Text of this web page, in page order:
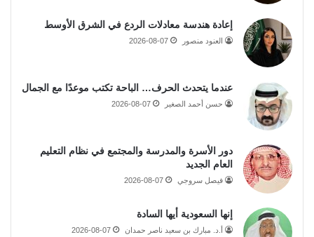
إعادة هندسة معادلات الردع في الشرق الأوسط
العنود منصور 2026-08-07
عندما يتحدث الحرف… الباحة تكتب موعدًا مع الجمال
حسن أحمد الصغير 2026-08-07
دور الأسرة والمدرسة والمجتمع في نظام التعليم
العام الجديد
فيصل سروجي 2026-08-07
إنها السعودية أيها السادة
أ.د. مبارك بن سعيد ناصر حمدان 2026-08-07